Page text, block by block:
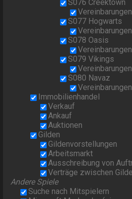
S076 Creektown
Vereinbarungen
S077 Hogwarts
Vereinbarungen
S078 Oasis
Vereinbarungen
S079 Vikings
Vereinbarungen
S080 Navaz
Vereinbarungen
Immobilienhandel
Verkauf
Ankauf
Auktionen
Gilden
Gildenvorstellungen
Arbeitsmarkt
Ausschreibung von
Verträge zwischen
Andere Spiele
Suche nach Mitspielern